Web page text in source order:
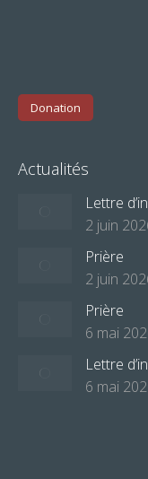
Donation
Actualités
Lettre
2 juin
Prière
2 juin
Prière
6 mai
Lettre
6 mai